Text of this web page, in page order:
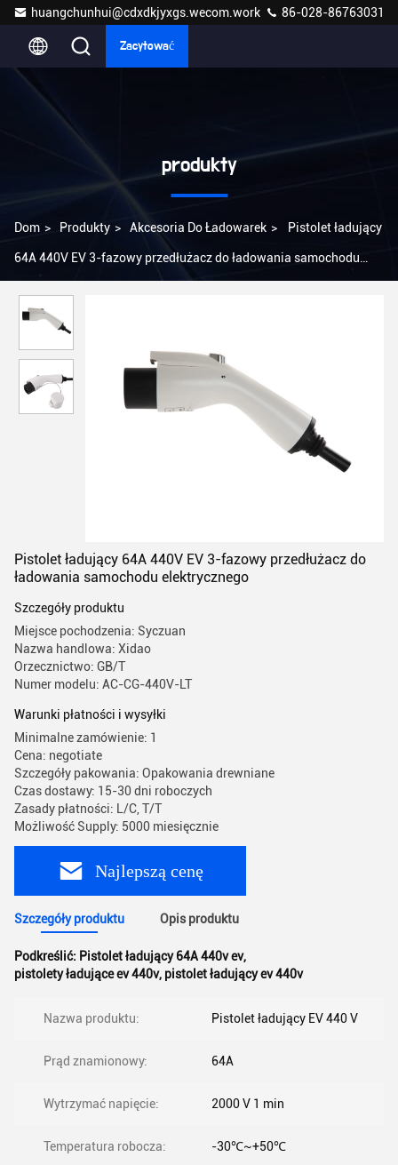
huangchunhui@cdxdkjyxgs.wecom.work 86-028-86763031
Zacytować
produkty
Dom > Produkty > Akcesoria Do Ładowarek > Pistolet ładujący
64A 440V EV 3-fazowy przedłużacz do ładowania samochodu
Pistolet ładujący 64A 440V EV 3-fazowy przedłużacz do
ładowania samochodu elektrycznego
Szczegóły produktu
Miejsce pochodzenia: Syczuan
Nazwa handlowa: Xidao
Orzecznictwo: GB/T
Numer modelu: AC-CG-440V-LT
Warunki płatności i wysyłki
Minimalne zamówienie: 1
Cena: negotiate
Szczegóły pakowania: Opakowania drewniane
Czas dostawy: 15-30 dni roboczych
Zasady płatności: L/C, T/T
Możliwość Supply: 5000 miesięcznie
Najlepszą cenę
Szczegóły produktu Opis produktu
Podkreślić: Pistolet ładujący 64A 440v ev,
pistolety ładujące ev 440v, pistolet ładujący ev 440v
Nazwa produktu: Pistolet ładujący EV 440 V
Prąd znamionowy: 64A
Wytrzymać napięcie: 2000 V 1 min
Temperatura robocza: -30℃~+50℃